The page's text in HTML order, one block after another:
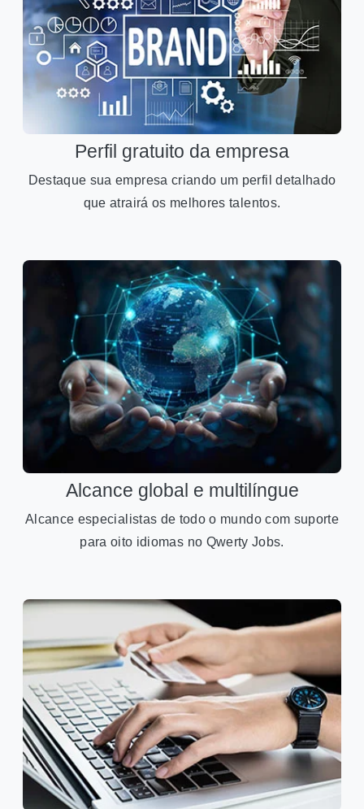
Perfil gratuito da empresa
Destaque sua empresa criando um perfil detalhado
que atrairá os melhores talentos.
Alcance global e multilíngue
Alcance especialistas de todo o mundo com suporte
para oito idiomas no Qwerty Jobs.